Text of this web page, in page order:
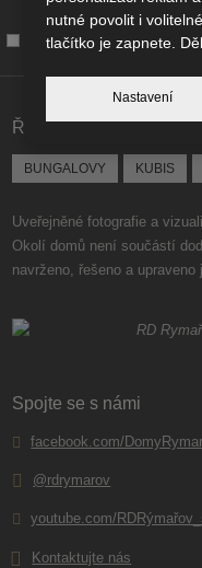
Byl jsem informován jak budou
Řady domů od RD
BUNGALOVY KUBIS
Uveřejněné fotografie a
Okolí domů není součástí
navrženo, řešeno a
Spojte se s námi
facebook.com/
@rdrymarov
youtube.com/
Kontaktujte nás
nutné povolit i
tlačítko je zapnete.
Nastavení